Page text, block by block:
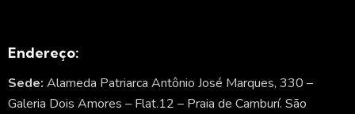
Endereço:
Sede: Alameda Patriarca Antônio José Marques, 330 –
Galeria Dois Amores – Flat.12 – Praia de Camburí. São